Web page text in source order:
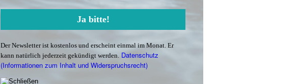
Der Newsletter ist kostenlos und erscheint einmal im Monat. Er
kann natürlich jederzeit gekündigt werden. Datenschutz
(Informationen zum Inhalt und Widerspruchsrecht)